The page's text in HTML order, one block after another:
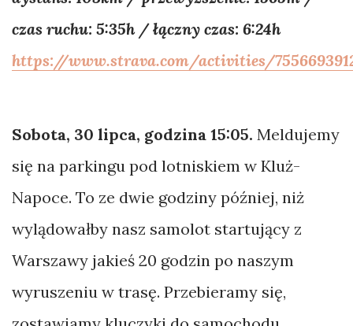
czas ruchu: 5:35h / łączny czas: 6:24h
https://www.strava.com/activities/
Sobota, 30 lipca, godzina 15:05. Meldujemy
się na parkingu pod lotniskiem w Kluż-
Napoce. To ze dwie godziny później, niż
wylądowałby nasz samolot startujący z
Warszawy jakieś 20 godzin po naszym
wyruszeniu w trasę. Przebieramy się,